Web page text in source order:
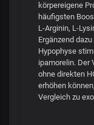
körpereigene
häufigsten
L-Arginin, L-
Ergänzend
Hypophyse
ipamorelin. Der
ohne direkten
erhöhen
Vergleich zu